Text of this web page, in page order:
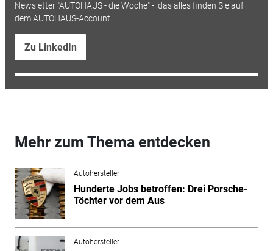
Newsletter "AUTOHAUS - die Woche" - das alles finden Sie auf
dem AUTOHAUS-Account.
Zu LinkedIn
Mehr zum Thema entdecken
Autohersteller
Hunderte Jobs betroffen: Drei Porsche-
Töchter vor dem Aus
Autohersteller